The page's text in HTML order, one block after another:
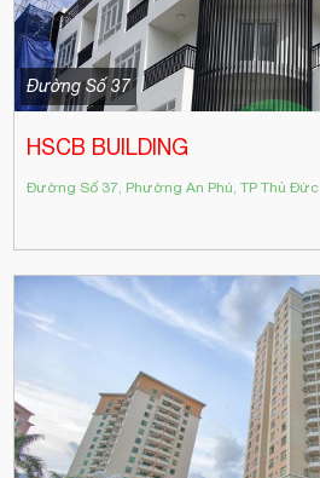
Đường Số 37
HSCB BUILDING
Đường Số 37, Phường An Phú, TP Thủ Đức